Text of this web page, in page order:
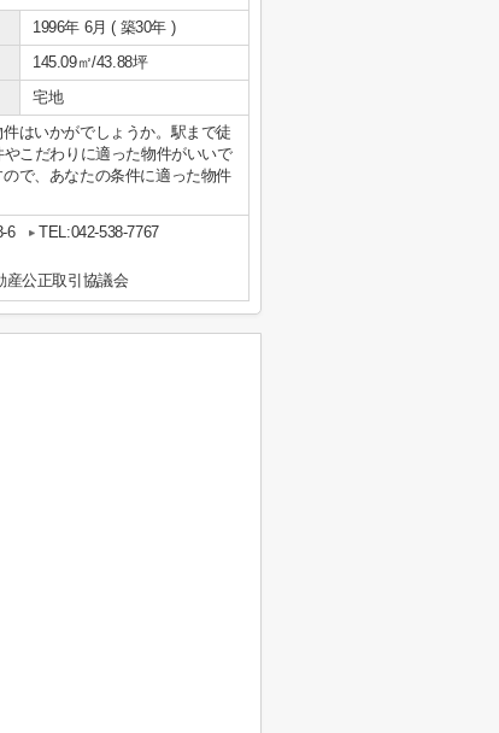
1996年 6月 ( 築30年 )
145.09㎡/43.88坪
宅地
はいかがでしょうか。駅まで徒
こだわりに適った物件がいいで
で、あなたの条件に適った物件
6
TEL:042-538-7767
産公正取引協議会